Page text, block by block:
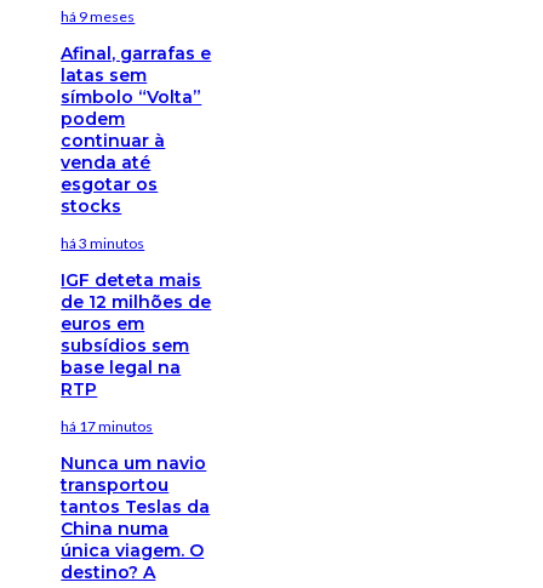
há 9 meses
Afinal, garrafas e
latas sem
símbolo “Volta”
podem
continuar à
venda até
esgotar os
stocks
há 3 minutos
IGF deteta mais
de 12 milhões de
euros em
subsídios sem
base legal na
RTP
há 17 minutos
Nunca um navio
transportou
tantos Teslas da
China numa
única viagem. O
destino? A